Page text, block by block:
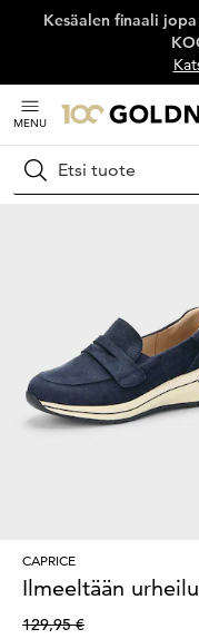
Ohita siirtymä, siirry
Kesäalen finaali
MENU
Hae
Koti Kengät ja asusteet
CAPRICE
Ilmeeltään
129,95 €